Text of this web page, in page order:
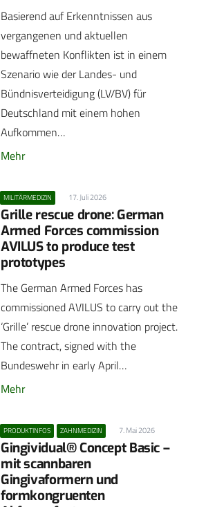
Basierend auf Erkenntnissen aus
vergangenen und aktuellen
bewaffneten Konflikten ist in einem
Szenario wie der Landes- und
Bündnisverteidigung (LV/BV) für
Deutschland mit einem hohen
Aufkommen…
Mehr
MILITÄRMEDIZIN 17. Juli 2026
Grille rescue drone: German
Armed Forces commission
AVILUS to produce test
prototypes
The German Armed Forces has
commissioned AVILUS to carry out the
‘Grille’ rescue drone innovation project.
The contract, signed with the
Bundeswehr in early April…
Mehr
PRODUKTINFOS ZAHNMEDIZIN 7. Mai 2026
Gingividual® Concept Basic –
mit scannbaren
Gingivaformern und
formkongruenten